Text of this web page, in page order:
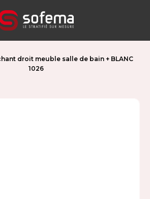
droit meuble salle de bain + BLANC
1026